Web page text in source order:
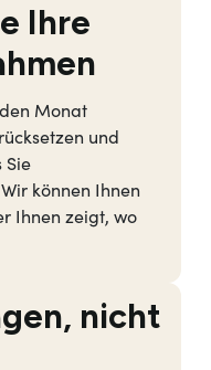
Ihre
Monat
und
Sie
können Ihnen
Ihnen zeigt, wo
nicht